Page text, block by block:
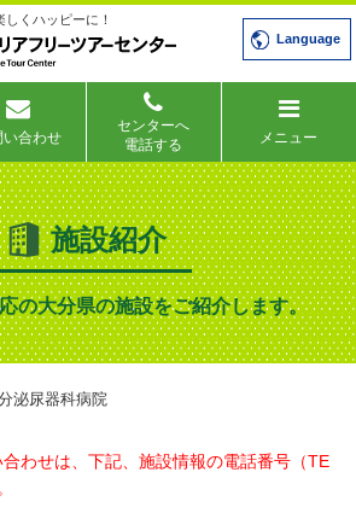
くハッピーに！
Language
い合わせ
センターへ
電話する
メニュー
施設紹介
の大分県の施設をご紹介します。
泌尿器科病院
わせは、下記、施設情報の電話番号（TE